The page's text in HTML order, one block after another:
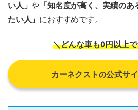
い人」 や 「知名度が高く、実績の
たい人」 におすすめです。
＼どんな車も0円以上
カーネクストの公式サ